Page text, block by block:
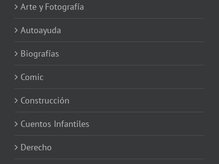
Arte y Fotografía
Autoayuda
Biografías
Comic
Construcción
Cuentos Infantiles
Derecho